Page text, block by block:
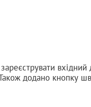
вхідний
додано кнопку